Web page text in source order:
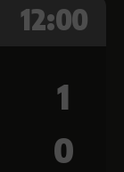
12:00
1
0